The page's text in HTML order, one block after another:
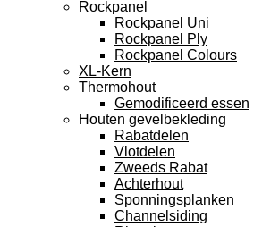
Rockpanel
Rockpanel Uni
Rockpanel Ply
Rockpanel Colours
XL-Kern
Thermohout
Gemodificeerd essen
Houten gevelbekleding
Rabatdelen
Vlotdelen
Zweeds Rabat
Achterhout
Sponningsplanken
Channelsiding